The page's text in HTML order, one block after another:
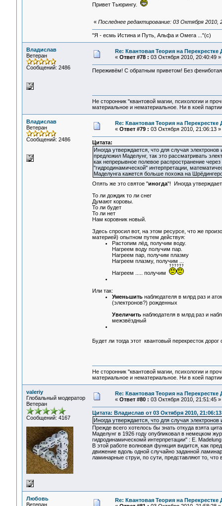
Привет Тьюрингу.
« Последнее редактирование: 03 Октября 2010,
"Я - есмь Истина и Путь, Альфа и Омега ..."(с)
Владислав
Ветеран
Сообщений: 2486
Re: Квантовая Теория на Перекрестке
« Ответ #78 : 03 Октября 2010, 20:40:49 »
Переживём! С обратным приветом! Без
Не сторонник "квантовой магии, психологии и
материальное и нематериальное. Ни в коей
Владислав
Ветеран
Сообщений: 2486
Re: Квантовая Теория на Перекрестке
« Ответ #79 : 03 Октября 2010, 21:06:13 »
Цитата:
Иногда утверждается, что для случая
предложил Маделунг, так это рассматривать
как непрерывное полевое распространение
"гидродинамической" интерпретации,
Маделунга кажется больше похожа на
Опять же это святое "иногда"! Иногда
То ли дождик то ли снег
Думают коровы.
То ли будет
То ли нет
Нам коровник новый.
Здесь спросил вот, на этом ресурсе, что же
материей) опытном путем действуя:
Растопим лёд, получим воду.
Нагреем воду получим пар.
Нагреем пар, получим плазму
Нагреем плазму, получим ...
Нагреем ..... получим
Или так:
Уменьшить наблюдателя в млрд раз и
(электронов?) рожденных
Увеличить наблюдателя в млрд раз и
межзвёздный
Будет ли тогда этот квантовый перекресток
Не сторонник "квантовой магии, психологии и
материальное и нематериальное. Ни в коей
valeriy
Глобальный модератор
Ветеран
Сообщений: 4167
Re: Квантовая Теория на Перекрестке
« Ответ #80 : 03 Октября 2010, 21:51:45 »
Цитата: Владислав от 03 Октября 2010, 21:06:13
Иногда утверждается, что для случая
Прежде всего хотелось бы знать откуда взята
Маделунг в 1926 году опубликовал в немецком
гидродинамическомй интерпретации" : E.
В этой работе волновая функция видится, как
движение вдоль одной случайно заданной
ламинарные струи, по сути, представляют то,
Любовь
Ветеран
Re: Квантовая Теория на Перекрестке